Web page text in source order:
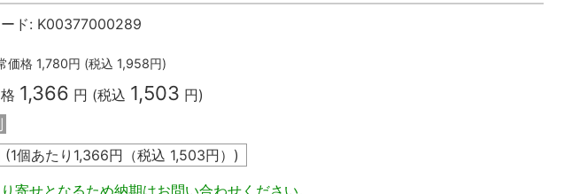
ド: K00377000289
価格 1,780円 (税込 1,958円)
1,366 円 (税込 1,503 円)
(1個あたり 1,366円（税込 1,503円）)
寄せとなるため納期はお問い合わせください。